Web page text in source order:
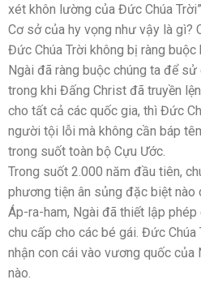
xét khôn lường của Đức Chúa
Cơ sở của hy vọng như vậy là gì?
Đức Chúa Trời không bị ràng
Ngài đã ràng buộc chúng ta để
trong khi Đấng Christ đã truyền
cho tất cả các quốc gia, thì Đức
người tội lỗi mà không cần báp
trong suốt toàn bộ Cựu Ước.
Trong suốt 2.000 năm đầu tiên,
phương tiện ân sủng đặc biệt nào
Áp-ra-ham, Ngài đã thiết lập
chu cấp cho các bé gái. Đức
nhận con cái vào vương quốc của
nào.